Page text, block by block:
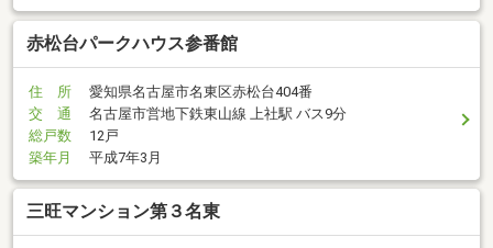
赤松台パークハウス参番館
住 所
愛知県名古屋市名東区赤松台404番
交 通
名古屋市営地下鉄東山線 上社駅 バス9分
総戸数
12戸
築年月
平成7年3月
三旺マンション第３名東